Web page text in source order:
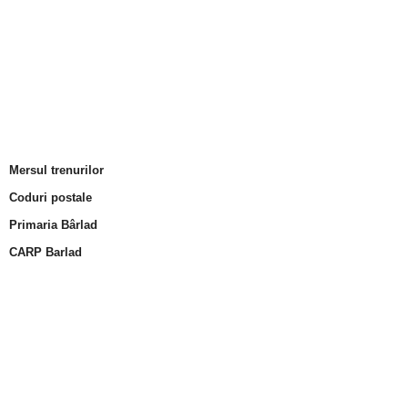
Mersul trenurilor
Coduri postale
Primaria Bârlad
CARP Barlad